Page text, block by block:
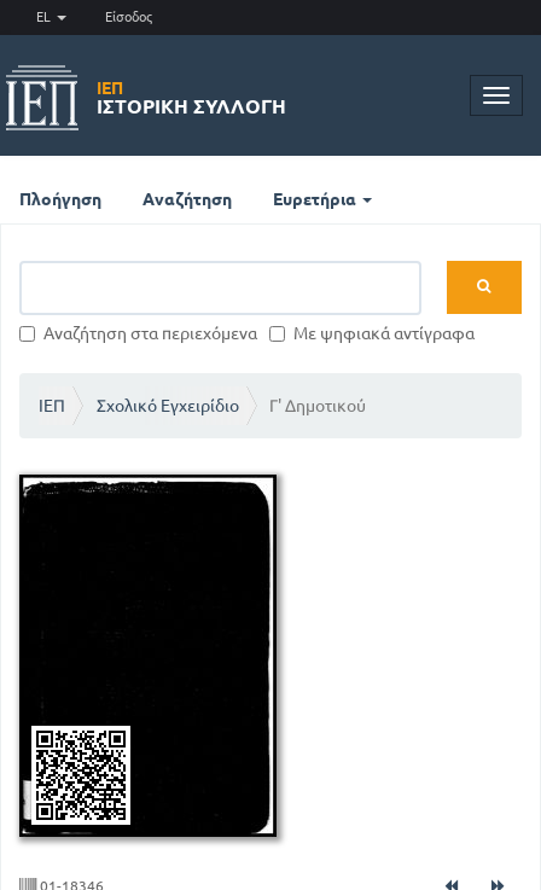
EL Είσοδος
ΙΕΠ
ΙΣΤΟΡΙΚΉ ΣΥΛΛΟΓΉ
Πλοήγηση Αναζήτηση Ευρετήρια
Αναζήτηση στα περιεχόμενα Με ψηφιακά αντίγραφα
ΙΕΠ Σχολικό Εγχειρίδιο Γ' Δημοτικού
01-18346